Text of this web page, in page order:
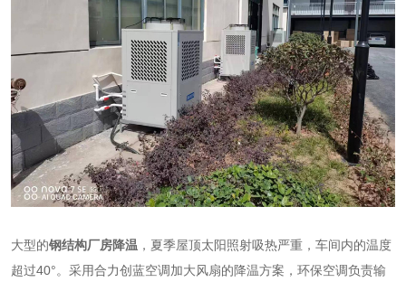
大型的钢结构厂房降温 ，夏季屋顶太阳照射吸热严重，车间内的温度
超过40°。采用合力创蓝空调加大风扇的降温方案，环保空调负责输